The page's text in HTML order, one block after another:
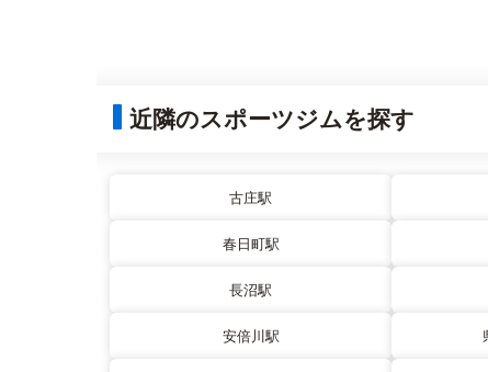
近隣のスポーツジムを探す
古庄駅
春日町駅
長沼駅
安倍川駅